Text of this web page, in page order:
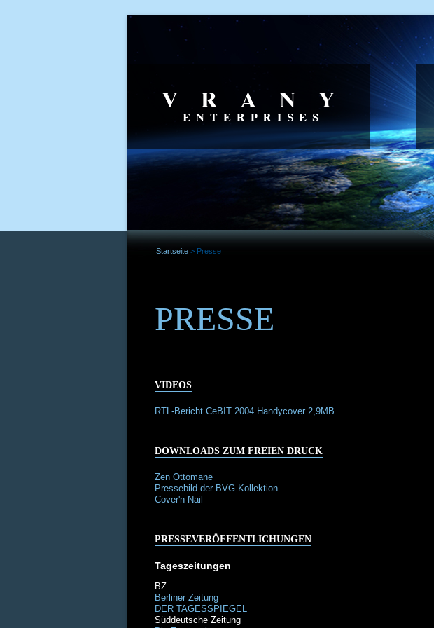
Startseite> Presse
PRESSE
VIDEOS
RTL-Bericht CeBIT 2004 Handycover 2,9MB
DOWNLOADS ZUM FREIEN DRUCK
Zen Ottomane
Pressebild der BVG Kollektion
Cover'n Nail
PRESSEVERÖFFENTLICHUNGEN
Tageszeitungen
BZ
Berliner Zeitung
DER TAGESSPIEGEL
Süddeutsche Zeitung